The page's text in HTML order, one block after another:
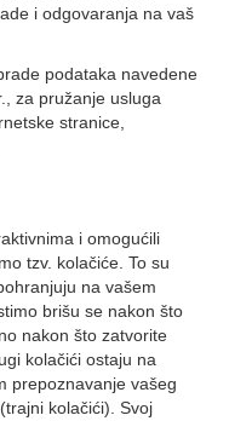
i odgovaranja na vaš
podataka navedene
za pružanje usluga
stranice,
i omogućili
tzv. kolačiće. To su
na vašem
brišu se nakon što
nakon što zatvorite
kolačići ostaju na
prepoznavanje vašeg
kolačići). Svoj